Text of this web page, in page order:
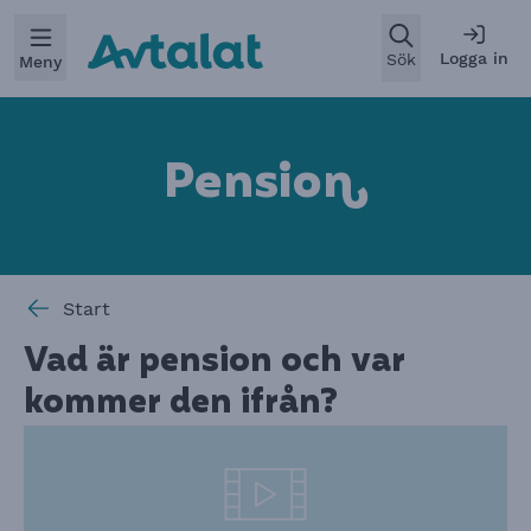
Meny
Öppna
Sök Logga in
Pension
Start
Vad är pension och var
kommer den ifrån?